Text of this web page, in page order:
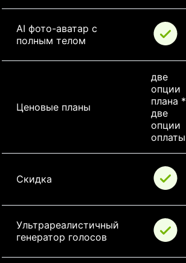
AI фото-аватар с
полным телом
Ценовые планы
две
опции
плана *
две
опции
оплаты
Скидка
Ультрареалистичный
генератор голосов